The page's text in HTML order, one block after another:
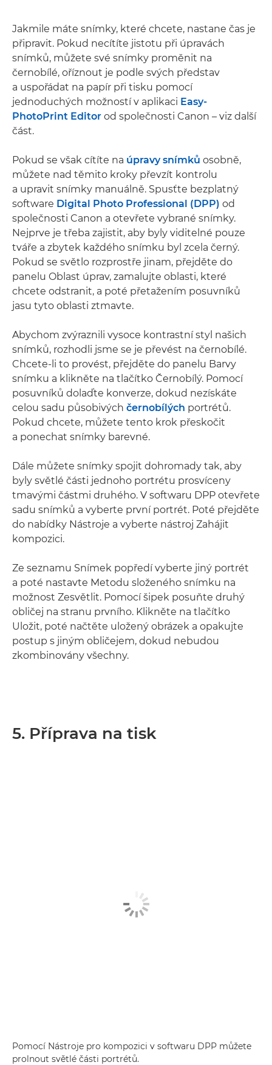
Jakmile máte snímky, které chcete, nastane čas je
připravit. Pokud necítíte jistotu při úpravách
snímků, můžete své snímky proměnit na
černobílé, oříznout je podle svých představ
a uspořádat na papír při tisku pomocí
jednoduchých možností v aplikaci Easy-
PhotoPrint Editor od společnosti Canon – viz další
část.
Pokud se však cítíte na úpravy snímků osobně,
můžete nad těmito kroky převzít kontrolu
a upravit snímky manuálně. Spusťte bezplatný
software Digital Photo Professional (DPP) od
společnosti Canon a otevřete vybrané snímky.
Nejprve je třeba zajistit, aby byly viditelné pouze
tváře a zbytek každého snímku byl zcela černý.
Pokud se světlo rozprostře jinam, přejděte do
panelu Oblast úprav, zamalujte oblasti, které
chcete odstranit, a poté přetažením posuvníků
jasu tyto oblasti ztmavte.
Abychom zvýraznili vysoce kontrastní styl našich
snímků, rozhodli jsme se je převést na černobílé.
Chcete-li to provést, přejděte do panelu Barvy
snímku a klikněte na tlačítko Černobílý. Pomocí
posuvníků dolaďte konverze, dokud nezískáte
celou sadu působivých černobílých portrétů.
Pokud chcete, můžete tento krok přeskočit
a ponechat snímky barevné.
Dále můžete snímky spojit dohromady tak, aby
byly světlé části jednoho portrétu prosvíceny
tmavými částmi druhého. V softwaru DPP otevřete
sadu snímků a vyberte první portrét. Poté přejděte
do nabídky Nástroje a vyberte nástroj Zahájit
kompozici.
Ze seznamu Snímek popředí vyberte jiný portrét
a poté nastavte Metodu složeného snímku na
možnost Zesvětlit. Pomocí šipek posuňte druhý
obličej na stranu prvního. Klikněte na tlačítko
Uložit, poté načtěte uložený obrázek a opakujte
postup s jiným obličejem, dokud nebudou
zkombinovány všechny.
5. Příprava na tisk
Pomocí Nástroje pro kompozici v softwaru DPP můžete
prolnout světlé části portrétů.